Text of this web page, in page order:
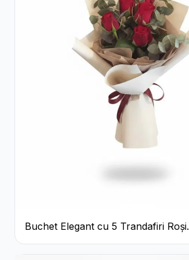
Buchet Elegant cu 5 Trandafiri Roșii
și Eucalipt